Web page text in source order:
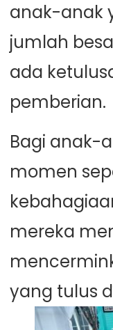
anak-anak
jumlah
ada
pemberian.
Bagi anak-
momen
mereka
yang tulus